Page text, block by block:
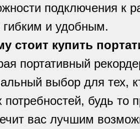
подключения к
гибким и удобным.
стоит купить
портативный
выбор для тех,
потребностей, будь то
вас лучшим